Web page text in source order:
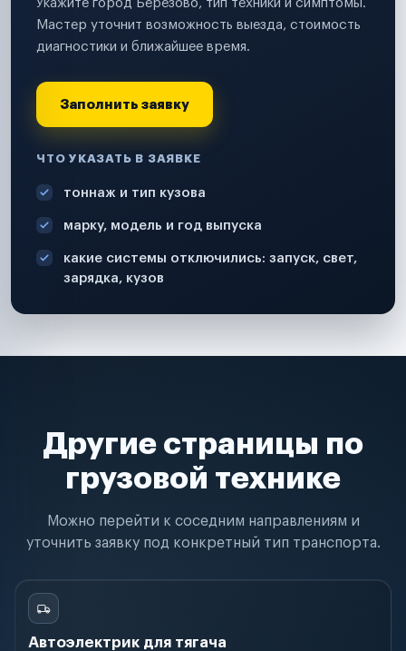
Укажите город Березово, тип техники и симптомы.
Мастер уточнит возможность выезда, стоимость
диагностики и ближайшее время.
Заполнить заявку
ЧТО УКАЗАТЬ В ЗАЯВКЕ
тоннаж и тип кузова
марку, модель и год выпуска
какие системы отключились: запуск, свет,
зарядка, кузов
Другие страницы по
грузовой технике
Можно перейти к соседним направлениям и
уточнить заявку под конкретный тип транспорта.
Автоэлектрик для тягача